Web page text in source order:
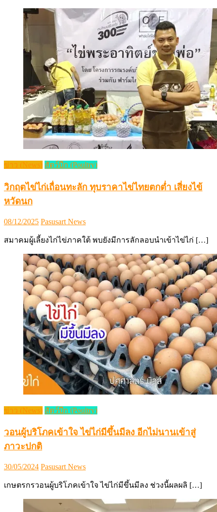
ข่าว (News) สัตว์ปีก (Poultry)
วิกฤตไข่ไก่เถื่อนทะลัก ทุบราคาไข่ไทยตกต่ำ เสี่ยงไข้
หวัดนก
Posted
08/12/2025 Author
Pasusart News
สมาคมผู้เลี้ยงไก่ไข่ภาคใต้ พบยังมีการลักลอบนำเข้าไข่ไก่ […]
ข่าว (News) สัตว์ปีก (Poultry)
วอนผู้บริโภคเข้าใจ ไข่ไก่มีขึ้นมีลง อีกไม่นานเข้าสู่
ภาวะปกติ
Posted
30/05/2024 Author
Pasusart News
เกษตรกรวอนผู้บริโภคเข้าใจ ไข่ไก่มีขึ้นมีลง ช่วงนี้ผลผลิ […]